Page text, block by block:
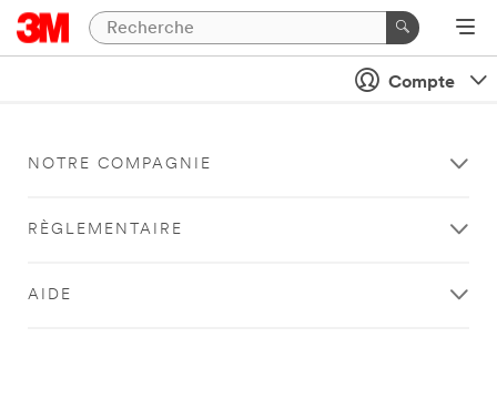
Compte
NOTRE COMPAGNIE
RÈGLEMENTAIRE
AIDE